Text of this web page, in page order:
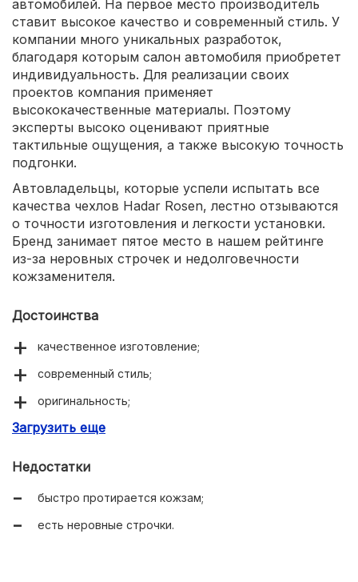
автомобилей. На первое место производитель
ставит высокое качество и современный стиль. У
компании много уникальных разработок,
благодаря которым салон автомобиля приобретет
индивидуальность. Для реализации своих
проектов компания применяет
высококачественные материалы. Поэтому
эксперты высоко оценивают приятные
тактильные ощущения, а также высокую точность
подгонки.
Автовладельцы, которые успели испытать все
качества чехлов Hadar Rosen, лестно отзываются
о точности изготовления и легкости установки.
Бренд занимает пятое место в нашем рейтинге
из-за неровных строчек и недолговечности
кожзаменителя.
Достоинства
качественное изготовление;
современный стиль;
оригинальность;
точная подгонка.
Загрузить еще
Недостатки
быстро протирается кожзам;
есть неровные строчки.